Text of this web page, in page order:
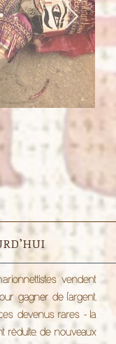
vendent
gagner de l’argent,
devenus rares - la
réduite, de nouveaux